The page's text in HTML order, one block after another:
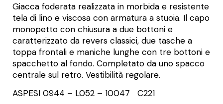
Giacca foderata realizzata in morbida e resistente
tela di lino e viscosa con armatura a stuoia. Il capo
monopetto con chiusura a due bottoni e
caratterizzato da revers classici, due tasche a
toppa frontali e maniche lunghe con tre bottoni e
spacchetto al fondo. Completato da uno spacco
centrale sul retro. Vestibilità regolare.
ASPESI 0944 – L052 – 10047 C221